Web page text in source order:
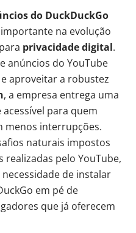
do DuckDuckGo
na evolução
privacidade digital.
anúncios do YouTube
aproveitar a robustez
, a empresa entrega uma
para quem
menos interrupções.
naturais impostos
realizadas pelo YouTube,
de instalar
em pé de
que já oferecem